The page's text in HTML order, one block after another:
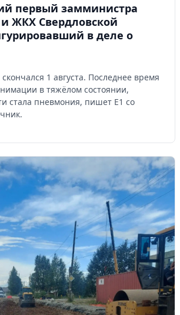
первый замминистра
ЖКХ Свердловской
в деле о
1 августа. Последнее время
в тяжёлом состоянии,
стала пневмония, пишет Е1 со